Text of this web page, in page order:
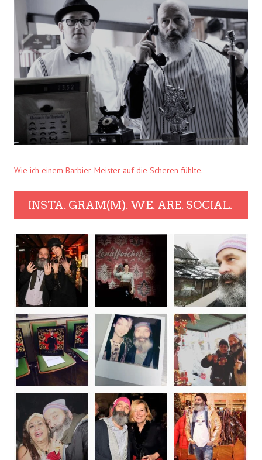
Wie ich einem Barbier-Meister auf die Scheren fühlte.
INSTA. GRAM(M). WE. ARE. SOCIAL.